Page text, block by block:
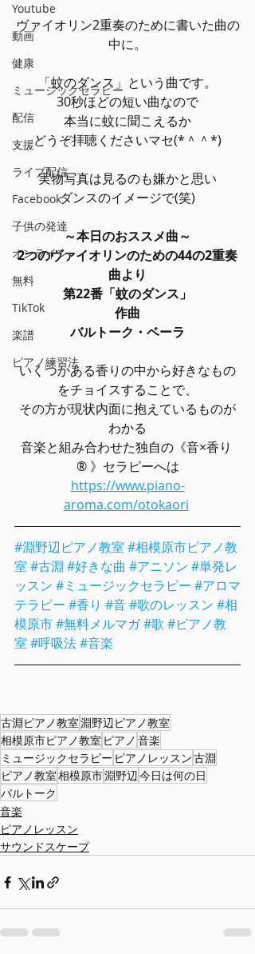
Youtube
動画
健康
ミュージックセラピー
配信
支援
ライブ配信
Facebook
子供の発達
オンライン
無料
TikTok
楽譜
ピアノ練習法
ヴァイオリン2重奏のために書いた曲の
中に。
「蚊のダンス」という曲です。
30秒ほどの短い曲なので
本当に蚊に聞こえるか
どうぞ拝聴くださいマセ(*＾＾*)
実物写真は見るのも嫌かと思い
ダンスのイメージで(笑)
～本日のおススメ曲～
2つのヴァイオリンのための44の2重奏
曲より
第22番「蚊のダンス」
作曲
バルトーク・ベーラ
いくつかある香りの中から好きなもの
をチョイスすることで、
その方が現状内面に抱えているものが
わかる
音楽と組み合わせた独自の《音×香り
® 》セラピーへは
https://www.piano-
aroma.com/otokaori
#淵野辺ピアノ教室 #相模原市ピアノ教
室 #古淵 #好きな曲 #アニソン #単発レ
ッスン #ミュージックセラピー #アロマ
テラピー #香り #音#歌のレッスン #相
模原市#無料メルマガ#歌 #ピアノ教
室 #呼吸法#音楽
古淵ピアノ教室淵野辺ピアノ教室
相模原市ピアノ教室 ピアノ 音楽
ミュージックセラピー ピアノレッスン古淵
ピアノ教室相模原市淵野辺今日は何の日
バルトーク
音楽
ピアノレッスン
サウンドスケープ